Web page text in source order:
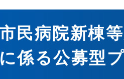
民病院新棟
係る公募型